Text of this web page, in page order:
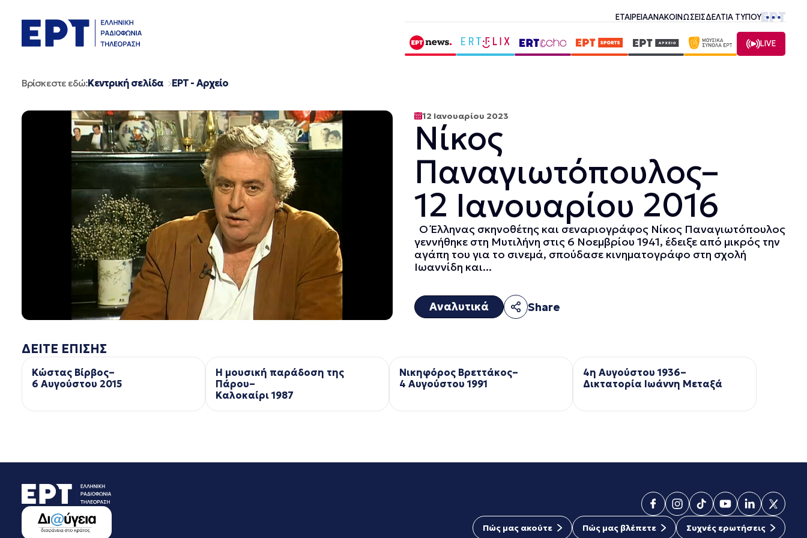
περιεχόμενο
ΕΤΑΙΡΕΙΑΑΝΑΚΟΙΝΩΣΕΙΣΔΕΛΤΙΑ ΤΥΠΟΥ
LIVE
Βρίσκεστε εδώ:Κεντρική σελίδα ΕΡΤ - Αρχείο
Νίκος
Παναγιωτόπουλος–
12 Ιανουαρίου 2016
12 Ιανουαρίου 2023
Ο Έλληνας σκηνοθέτης και σεναριογράφος Νίκος Παναγιωτόπουλος
γεννήθηκε στη Μυτιλήνη στις 6 Νοεμβρίου 1941, έδειξε από μικρός την
αγάπη του για το σινεμά, σπούδασε κινηματογράφο στη σχολή
Ιωαννίδη και...
Αναλυτικά Share
ΔΕΙΤΕ ΕΠΙΣΗΣ
Κώστας Βίρβος–
6 Αυγούστου 2015
Η μουσική παράδοση της
Πάρου–
Kαλοκαίρι 1987
Νικηφόρος Βρεττάκος–
4 Αυγούστου 1991
4η Αυγούστου 1936–
Δικτατορία Ιωάννη Μεταξά
Πώς μας ακούτε Πώς μας βλέπετε Συχνές ερωτήσεις